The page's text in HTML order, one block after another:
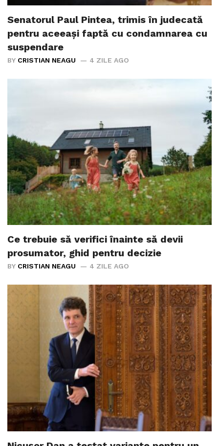
Senatorul Paul Pintea, trimis în judecată
pentru aceeași faptă cu condamnarea cu
suspendare
BY CRISTIAN NEAGU 4 ZILE AGO
Ce trebuie să verifici înainte să devii
prosumator, ghid pentru decizie
BY CRISTIAN NEAGU 4 ZILE AGO